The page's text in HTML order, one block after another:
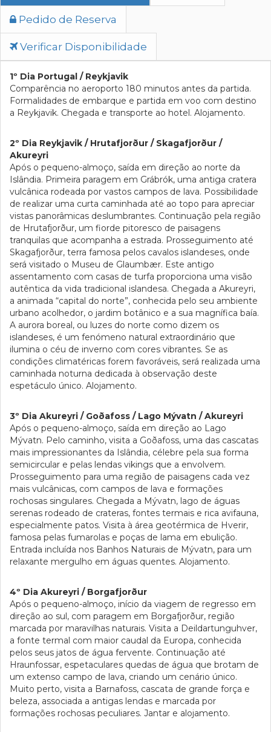
Pedido de Reserva
Verificar Disponibilidade
1º Dia Portugal / Reykjavik
Comparência no aeroporto 180 minutos antes da partida.
Formalidades de embarque e partida em voo com destino
a Reykjavik. Chegada e transporte ao hotel. Alojamento.
2º Dia Reykjavik / Hrutafjorður / Skagafjorður /
Akureyri
Após o pequeno-almoço, saída em direção ao norte da
Islândia. Primeira paragem em Grábrók, uma antiga cratera
vulcânica rodeada por vastos campos de lava. Possibilidade
de realizar uma curta caminhada até ao topo para apreciar
vistas panorâmicas deslumbrantes. Continuação pela região
de Hrutafjorður, um fiorde pitoresco de paisagens
tranquilas que acompanha a estrada. Prosseguimento até
Skagafjorður, terra famosa pelos cavalos islandeses, onde
será visitado o Museu de Glaumbær. Este antigo
assentamento com casas de turfa proporciona uma visão
autêntica da vida tradicional islandesa. Chegada a Akureyri,
a animada “capital do norte”, conhecida pelo seu ambiente
urbano acolhedor, o jardim botânico e a sua magnífica baía.
A aurora boreal, ou luzes do norte como dizem os
islandeses, é um fenómeno natural extraordinário que
ilumina o céu de inverno com cores vibrantes. Se as
condições climatéricas forem favoráveis, será realizada uma
caminhada noturna dedicada à observação deste
espetáculo único. Alojamento.
3º Dia Akureyri / Goðafoss / Lago Mývatn / Akureyri
Após o pequeno-almoço, saída em direção ao Lago
Mývatn. Pelo caminho, visita a Goðafoss, uma das cascatas
mais impressionantes da Islândia, célebre pela sua forma
semicircular e pelas lendas vikings que a envolvem.
Prosseguimento para uma região de paisagens cada vez
mais vulcânicas, com campos de lava e formações
rochosas singulares. Chegada a Mývatn, lago de águas
serenas rodeado de crateras, fontes termais e rica avifauna,
especialmente patos. Visita à área geotérmica de Hverir,
famosa pelas fumarolas e poças de lama em ebulição.
Entrada incluída nos Banhos Naturais de Mývatn, para um
relaxante mergulho em águas quentes. Alojamento.
4º Dia Akureyri / Borgafjorður
Após o pequeno-almoço, início da viagem de regresso em
direção ao sul, com paragem em Borgafjorður, região
marcada por maravilhas naturais. Visita a Deildartunguhver,
a fonte termal com maior caudal da Europa, conhecida
pelos seus jatos de água fervente. Continuação até
Hraunfossar, espetaculares quedas de água que brotam de
um extenso campo de lava, criando um cenário único.
Muito perto, visita a Barnafoss, cascata de grande força e
beleza, associada a antigas lendas e marcada por
formações rochosas peculiares. Jantar e alojamento.